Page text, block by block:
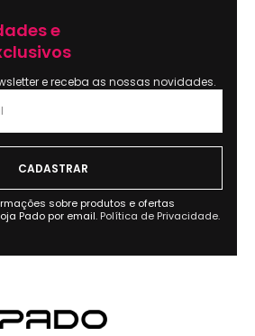
e
e receba as nossas novidades.
sobre produtos e ofertas
Pado por email. Política de Privacidade.